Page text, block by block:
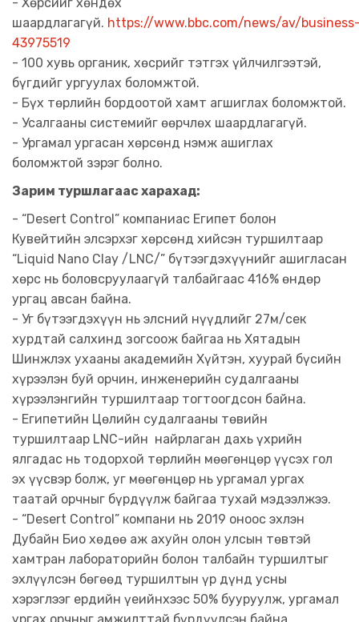
шаардлагагүй. https://www.bbc.com/news/av/
43975519
- 100 хувь органик, хөсрийг тэтгэх үйлчилгээтэй,
бүгдийг ургуулах боломжтой.
- Бүх төрлийн бордоотой хамт агшиглах боломжтой.
- Усалгааны системийг өөрчлөх шаардлагагүй.
- Ургамал ургасан хөрсөнд нэмж ашиглах
боломжтой зэрэг болно.
Зарим туршлагаас харахад:
- “Desert Control” компаниас Египет болон
Кувейтийн элсэрхэг хөрсөнд хийсэн туршилтаар
“Liquid Nano Clay /LNC/” бүтээгдэхүүнийг ашигласан
хөрс нь боловсруулаагүй талбайгаас 416% өндөр
ургац авсан байна.
- Уг бүтээгдэхүүн нь элсний нүүдлийг 27м/сек
хурдтай салхинд зогсоож байгаа нь Хятадын
Шинжлэх ухааны академийн Хүйтэн, хуурай бүсийн
хүрээлэн буй орчин, инженерийн судалгааны
хүрээлэнгийн туршилтаар тогтоогдсон байна.
- Египетийн Цөлийн судалгааны төвийн
туршилтаар LNC-ийн найрлаган дахь үхрийн
ялгадас нь тодорхой төрлийн мөөгөнцөр үүсэх гол
эх үүсвэр болж, уг мөөгөнцөр нь ургамал ургах
таатай орчныг бүрдүүлж байгаа тухай мэдээлжээ.
- “Desert Control” компани нь 2019 оноос эхлэн
Дубайн Био хөдөө аж ахуйн олон улсын төвтэй
хамтран лабораторийн болон талбайн туршилтыг
эхлүүлсэн бөгөөд туршилтын үр дүнд усны
хэрэглээг ердийн үеийнхээс 50% бууруулж, ургамал
ургах орчныг амжилттай бүрдүүлсэн байна.